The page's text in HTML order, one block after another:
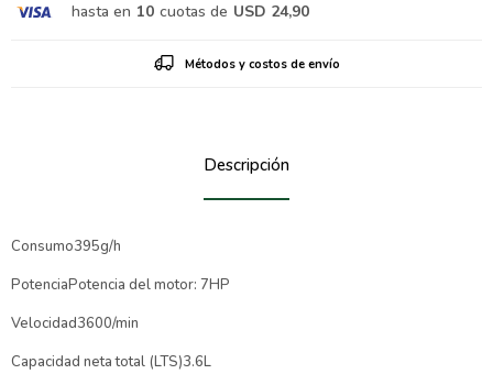
hasta en 10 cuotas de USD 24,90
Métodos y costos de envío
Descripción
Consumo395g/h
PotenciaPotencia del motor: 7HP
Velocidad3600/min
Capacidad neta total (LTS)3.6L